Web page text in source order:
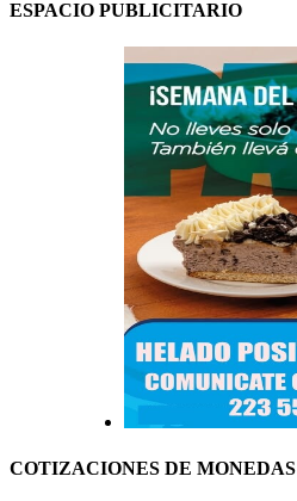
ESPACIO PUBLICITARIO
COTIZACIONES DE MONEDAS